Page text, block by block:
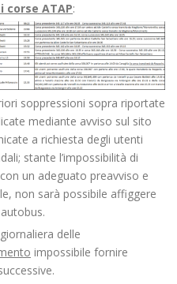
ATAP:
soppressioni sopra riportate
mediante avviso sul sito
a richiesta degli utenti
stante l’impossibilità di
un adeguato preavviso e
non sarà possibile affiggere
delle
impossibile fornire